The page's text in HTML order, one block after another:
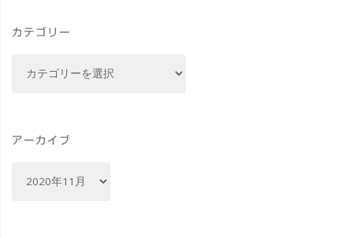
思
カテゴリー
ー
アーカイブ